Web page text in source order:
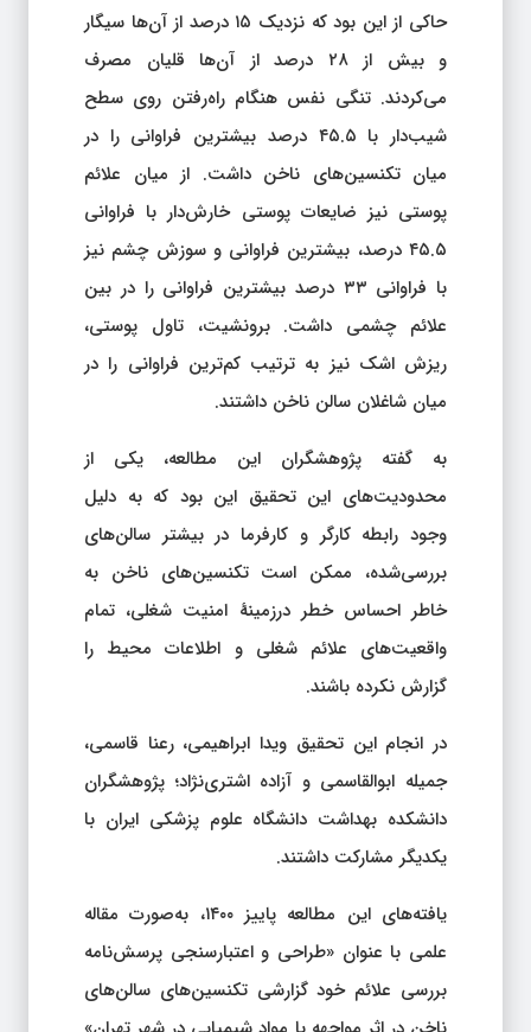
حاکی از این بود که نزدیک ۱۵ درصد از آن‌ها سیگار
و بیش از ۲۸ درصد از آن‌ها قلیان مصرف
می‌کردند. تنگی نفس هنگام راه‌رفتن روی سطح
شیب‌دار با ۴۵.۵ درصد بیشترین فراوانی را در
میان تکنسین‌های ناخن داشت. از میان علائم
پوستی نیز ضایعات پوستی خارش‌دار با فراوانی
۴۵.۵ درصد، بیشترین فراوانی و سوزش چشم نیز
با فراوانی ۳۳ درصد بیشترین فراوانی را در بین
علائم چشمی داشت. برونشیت، تاول پوستی،
ریزش اشک نیز به ترتیب کم‌ترین فراوانی را در
میان شاغلان سالن ناخن داشتند.
به گفته پژوهشگران این مطالعه، یکی از
محدودیت‌های این تحقیق این بود که به دلیل
وجود رابطه کارگر و کارفرما در بیشتر سالن‌های
بررسی‌شده، ممکن است تکنسین‌های ناخن به
خاطر احساس خطر درزمینهٔ امنیت شغلی، تمام
واقعیت‌های علائم شغلی و اطلاعات محیط را
گزارش نکرده باشند.
در انجام این تحقیق ویدا ابراهیمی، رعنا قاسمی،
جمیله ابوالقاسمی و آزاده اشتری‌نژاد؛ پژوهشگران
دانشکده بهداشت دانشگاه علوم پزشکی ایران با
یکدیگر مشارکت داشتند.
یافته‌های این مطالعه پاییز ۱۴۰۰، به‌صورت مقاله
علمی با عنوان «طراحی و اعتبارسنجی پرسش‌نامه
بررسی علائم خود گزارشی تکنسین‌های سالن‌های